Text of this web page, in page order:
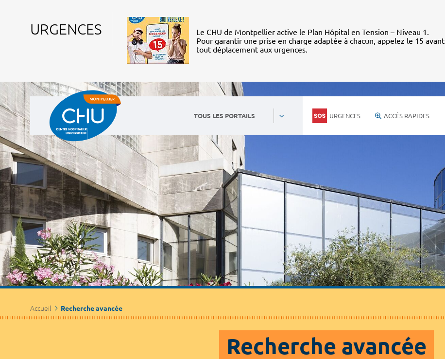
URGENCES
Le CHU de Montpellier active le Plan Hôpital en Tension – Niveau 1.
Pour garantir une prise en charge adaptée à chacun, appelez le 15 avant
tout déplacement aux urgences.
TOUS LES PORTAILS URGENCES ACCÈS RAPIDES
Accueil Recherche avancée
Recherche avancée